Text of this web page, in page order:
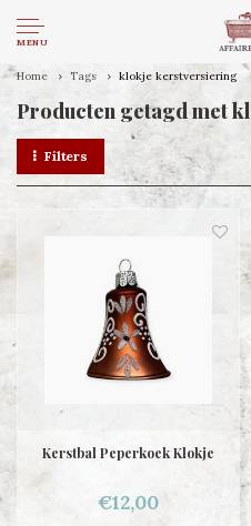
MENU
Home Tags klokje kerstversiering
Producten getagd met
Filters
Kerstbal Peperkoek Klokje
€12,00